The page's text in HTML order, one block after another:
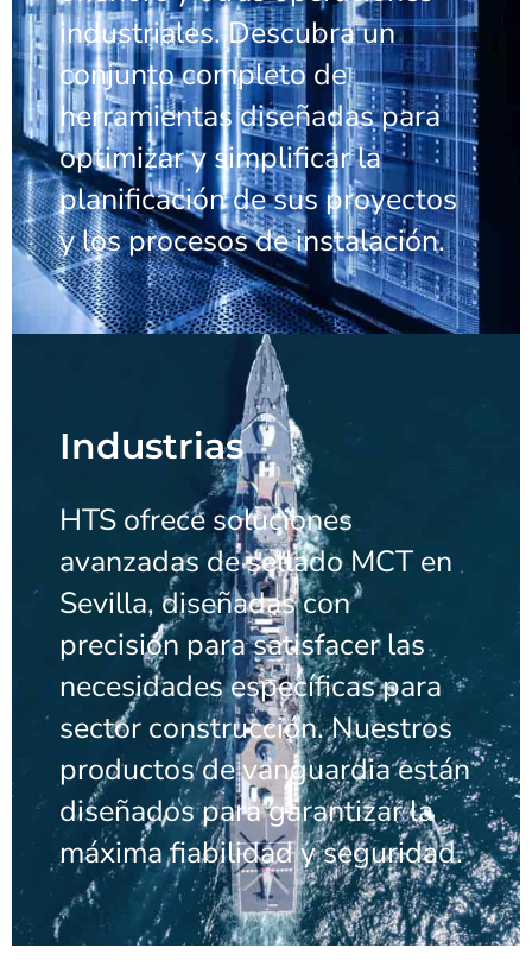
industriales. Descubra un
conjunto completo de
herramientas diseñadas para
optimizar y simplificar la
planificación de sus proyectos
y los procesos de instalación.
Industrias
HTS ofrece soluciones
avanzadas de sellado MCT en
Sevilla, diseñadas con
precisión para satisfacer las
necesidades específicas para
sector construcción. Nuestros
productos de vanguardia están
diseñados para garantizar la
máxima fiabilidad y seguridad.